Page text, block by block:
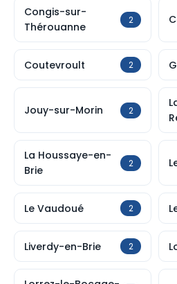
Congis-sur-
Thérouanne
2
Coutevroult 2
Jouy-sur-Morin 2
La Houssaye-en-
Brie
2
Le Vaudoué 2
Liverdy-en-Brie 2